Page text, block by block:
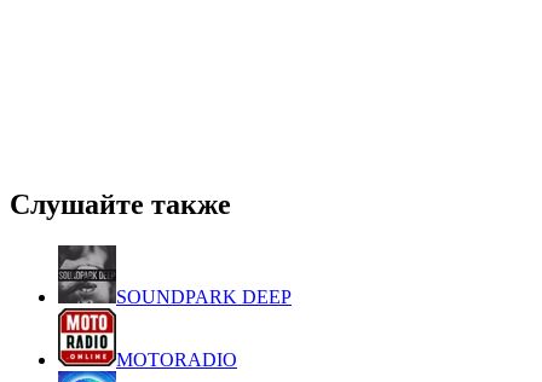
Слушайте также
SOUNDPARK DEEP
MOTORADIO